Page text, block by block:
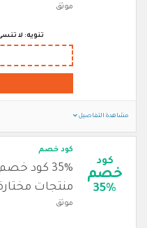
موثق
تنويه: لا
مشاهدة التفاصيل
كود
خصم
35%
كود خصم
35% كود
منتجات مختارة -
موثق